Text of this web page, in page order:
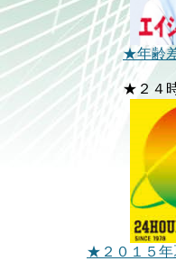
★年齢
★２４
★２０１５年